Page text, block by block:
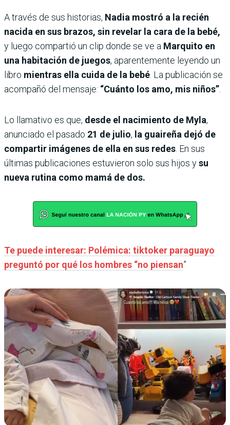
A través de sus historias, Nadia mostró a la recién
nacida en sus brazos, sin revelar la cara de la bebé,
y luego compartió un clip donde se ve a Marquito en
una habitación de juegos, aparentemente leyendo un
libro mientras ella cuida de la bebé. La publicación se
acompañó del mensaje: “Cuánto los amo, mis niños”.
Lo llamativo es que, desde el nacimiento de Myla,
anunciado el pasado 21 de julio, la guaireña dejó de
compartir imágenes de ella en sus redes. En sus
últimas publicaciones estuvieron solo sus hijos ysu
nueva rutina como mamá de dos.
Te puede interesar: Polémica: tiktoker paraguayo
preguntó por qué los hombres “no piensan”